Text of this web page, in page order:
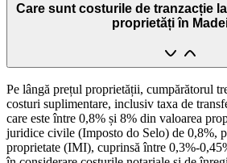
Care sunt costurile de tranzacție
proprietăți în
Pe lângă prețul proprietății, cumpărătorul
costuri suplimentare, inclusiv taxa de
care este între 0,8% și 8% din valoarea
juridice civile (Imposto do Selo) de 0,8%,
proprietate (IMI), cuprinsă între 0,3%-